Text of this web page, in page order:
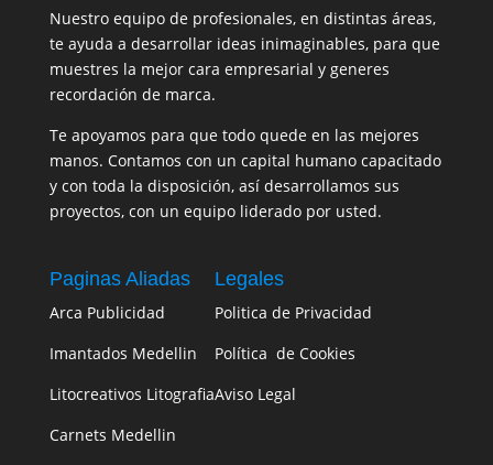
Nuestro equipo de profesionales, en distintas áreas,
te ayuda a desarrollar ideas inimaginables, para que
muestres la mejor cara empresarial y generes
recordación de marca.
Te apoyamos para que todo quede en las mejores
manos. Contamos con un capital humano capacitado
y con toda la disposición, así desarrollamos sus
proyectos, con un equipo liderado por usted.
Paginas Aliadas
Arca Publicidad
Imantados Medellin
Litocreativos Litografia
Carnets Medellin
Legales
Politica de Privacidad
Política de Cookies
Aviso Legal